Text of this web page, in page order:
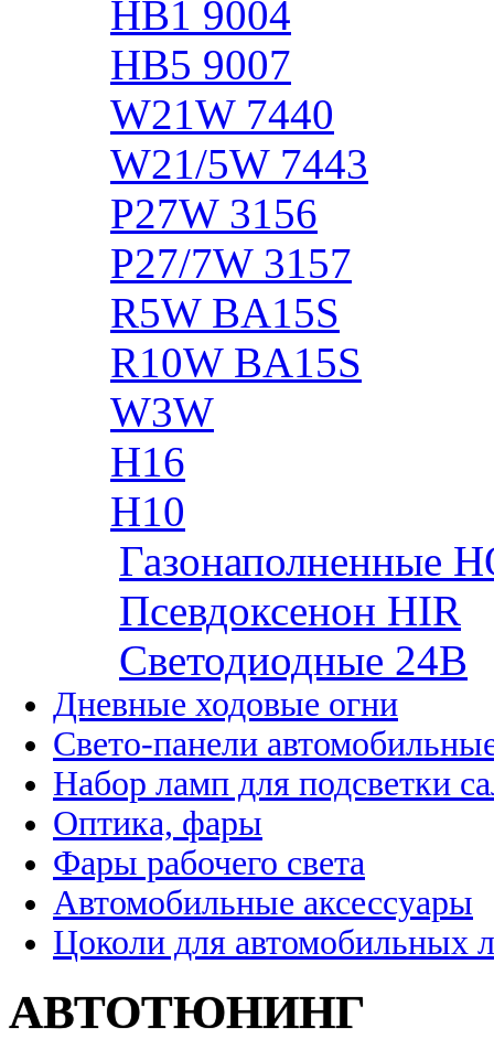
HB1 9004
HB5 9007
W21W 7440
W21/5W 7443
P27W 3156
P27/7W 3157
R5W BA15S
R10W BA15S
W3W
H16
H10
Газонаполненные
Псевдоксенон HIR
Cветодиодные 24B
Дневные ходовые огни
Свето-панели
Набор ламп для подсветки
Оптика, фары
Фары рабочего света
Автомобильные аксессуары
Цоколи для автомобильных
АВТОТЮНИНГ